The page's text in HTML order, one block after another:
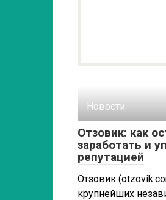
Новости
Отзовик: как
заработать и
репутацией
Отзовик
крупнейших